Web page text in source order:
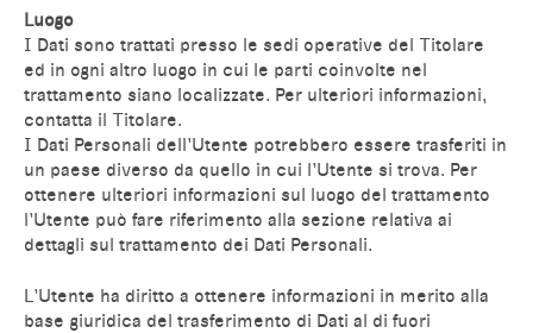
Luogo
I Dati sono trattati presso le sedi operative del Titolare
ed in ogni altro luogo in cui le parti coinvolte nel
trattamento siano localizzate. Per ulteriori informazioni,
contatta il Titolare.
I Dati Personali dell’Utente potrebbero essere trasferiti in
un paese diverso da quello in cui l’Utente si trova. Per
ottenere ulteriori informazioni sul luogo del trattamento
l’Utente può fare riferimento alla sezione relativa ai
dettagli sul trattamento dei Dati Personali.
L’Utente ha diritto a ottenere informazioni in merito alla
base giuridica del trasferimento di Dati al di fuori